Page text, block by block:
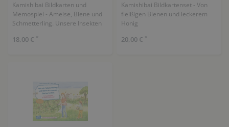
Kamishibai Bildkarten und
Memospiel - Ameise, Biene und
Schmetterling. Unsere Insekten
18,00 € *
Kamishibai Bildkartenset - Von
fleißigen Bienen und leckerem
Honig
20,00 € *